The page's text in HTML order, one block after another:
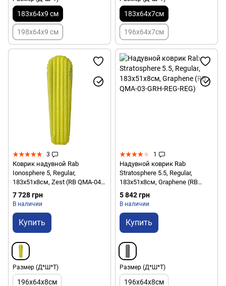
183x64x9 см
198x64x9 см
183х64х7см
196х64х7см
3
Коврик надувной Rab
Ionosphere 5, Regular,
183x51х8см, Zest (RB QMA-04-
ZES-REG-REG)
7 728 грн
В наличии
Купить
Размер (Д*Ш*Т)
196x64x8см
1
Надувной коврик Rab
Stratosphere 5.5, Regular,
183x51x8см, Graphene (RB
QMA-03-GRH-REG-REG)
5 842 грн
В наличии
Купить
Размер (Д*Ш*Т)
196x64x8см